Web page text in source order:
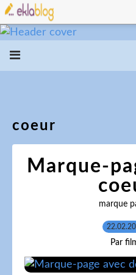
coeur
Marque-
marque
Par